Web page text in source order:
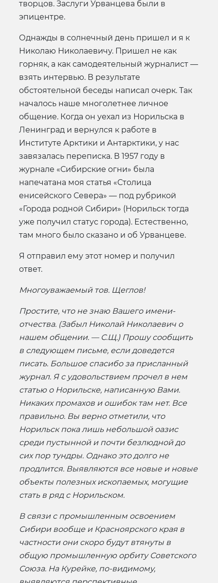
творцов. Заслуги Урванцева были в
эпицентре.
Однажды в солнечный день пришел и я к
Николаю Николаевичу. Пришел не как
горняк, а как самодеятельный журналист —
взять интервью. В результате
обстоятельной беседы написал очерк. Так
началось наше многолетнее личное
общение. Когда он уехал из Норильска в
Ленинград и вернулся к работе в
Институте Арктики и Антарктики, у нас
завязалась переписка. В 1957 году в
журнале «Сибирские огни» была
напечатана моя статья «Столица
енисейского Севера» — под рубрикой
«Города родной Сибири» (Норильск тогда
уже получил статус города). Естественно,
там много было сказано и об Урванцеве.
Я отправил ему этот номер и получил
ответ.
Многоуважаемый тов. Щеглов!
Простите, что не знаю Вашего имени-
отчества. (Забыл Николай Николаевич о
нашем общении. — С.Щ.) Прошу сообщить
в следующем письме, если доведется
писать. Большое спасибо за присланный
журнал. Я с удовольствием прочел в нем
статью о Норильске, написанную Вами.
Никаких промахов и ошибок там нет. Все
правильно. Вы верно отметили, что
Норильск пока лишь небольшой оазис
среди пустынной и почти безлюдной до
сих пор тундры. Однако это долго не
продлится. Выявляются все новые и новые
объекты полезных ископаемых, могущие
стать в ряд с Норильском.
В связи с промышленным освоением
Сибири вообще и Красноярского края в
частности они скоро будут втянуты в
общую промышленную орбиту Советского
Союза. На Курейке, по-видимому,